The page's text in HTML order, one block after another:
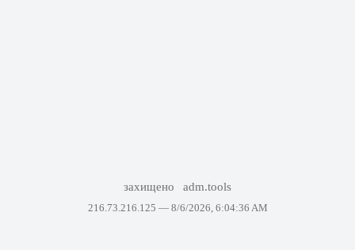
захищено adm.tools
216.73.216.125 — 8/6/2026, 6:04:36 AM